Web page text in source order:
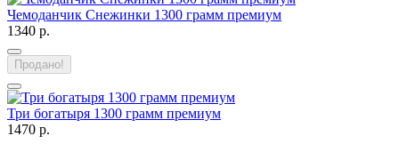
Чемоданчик Снежинки 1300 грамм премиум
1340 р.
Продано!
Три богатыря 1300 грамм премиум
1470 р.